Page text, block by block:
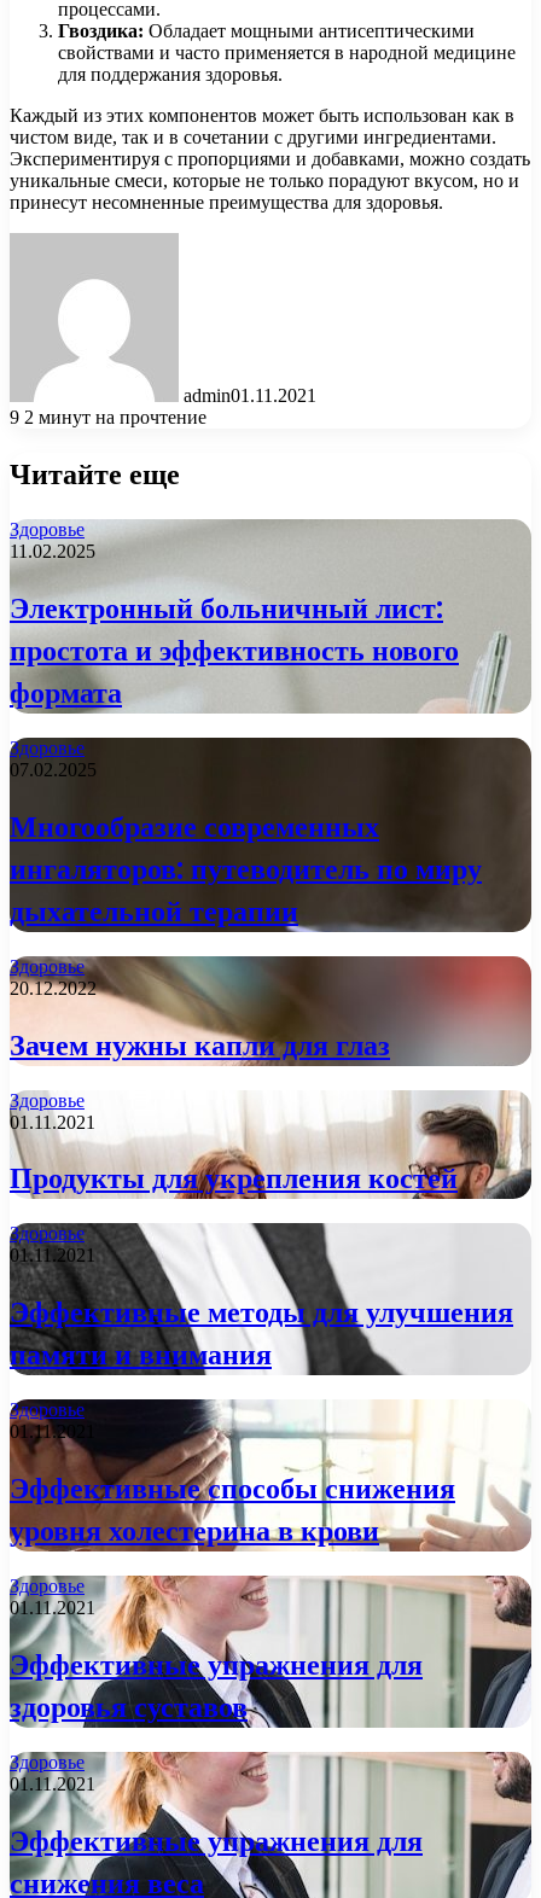
процессами.
Гвоздика: Обладает мощными антисептическими
свойствами и часто применяется в народной медицине
для поддержания здоровья.
Каждый из этих компонентов может быть использован как в
чистом виде, так и в сочетании с другими ингредиентами.
Экспериментируя с пропорциями и добавками, можно создать
уникальные смеси, которые не только порадуют вкусом, но и
принесут несомненные преимущества для здоровья.
admin01.11.2021
9 2 минут на прочтение
Читайте еще
Здоровье
11.02.2025
Электронный больничный лист:
простота и эффективность нового
формата
Здоровье
07.02.2025
Многообразие современных
ингаляторов: путеводитель по миру
дыхательной терапии
Здоровье
20.12.2022
Зачем нужны капли для глаз
Здоровье
01.11.2021
Продукты для укрепления костей
Здоровье
01.11.2021
Эффективные методы для улучшения
памяти и внимания
Здоровье
01.11.2021
Эффективные способы снижения
уровня холестерина в крови
Здоровье
01.11.2021
Эффективные упражнения для
здоровья суставов
Здоровье
01.11.2021
Эффективные упражнения для
снижения веса